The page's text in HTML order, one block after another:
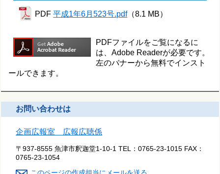
PDF平成1年6月523号.pdf（8.1 MB）
PDFファイルをご覧になるに
は、Adobe Readerが必要です。
左のバナーから無料でインスト
ールできます。
お問い合わせは
企画広報室 広報広聴係
〒937-8555 魚津市釈迦堂1-10-1 TEL：0765-23-1015 FAX：
0765-23-1054